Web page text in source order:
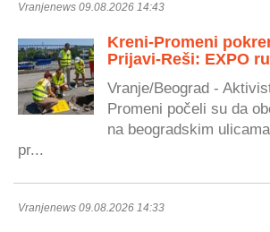
Vranjenews 09.08.2026 14:43
Kreni-Promeni
Prijavi-Reši: EXPO
Vranje/Beograd -
Promeni počeli su da
na beogradskim
pr...
Vranjenews 09.08.2026 14:33